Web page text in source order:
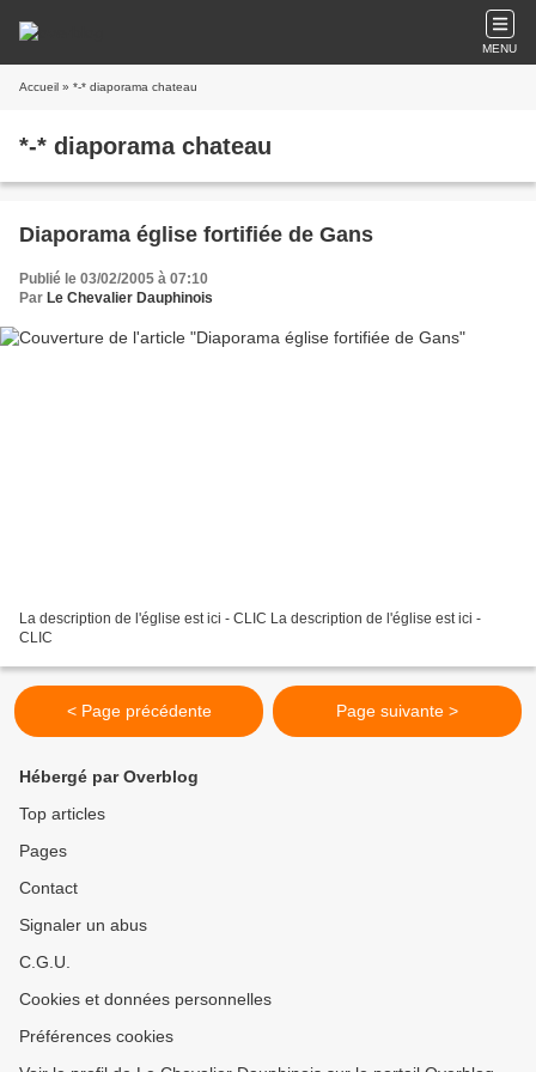
MENU
Accueil » *-* diaporama chateau
*-* diaporama chateau
Diaporama église fortifiée de Gans
Publié le 03/02/2005 à 07:10
Par Le Chevalier Dauphinois
La description de l'église est ici - CLIC La description de l'église est ici -
CLIC
< Page précédente Page suivante >
Hébergé par Overblog
Top articles
Pages
Contact
Signaler un abus
C.G.U.
Cookies et données personnelles
Préférences cookies